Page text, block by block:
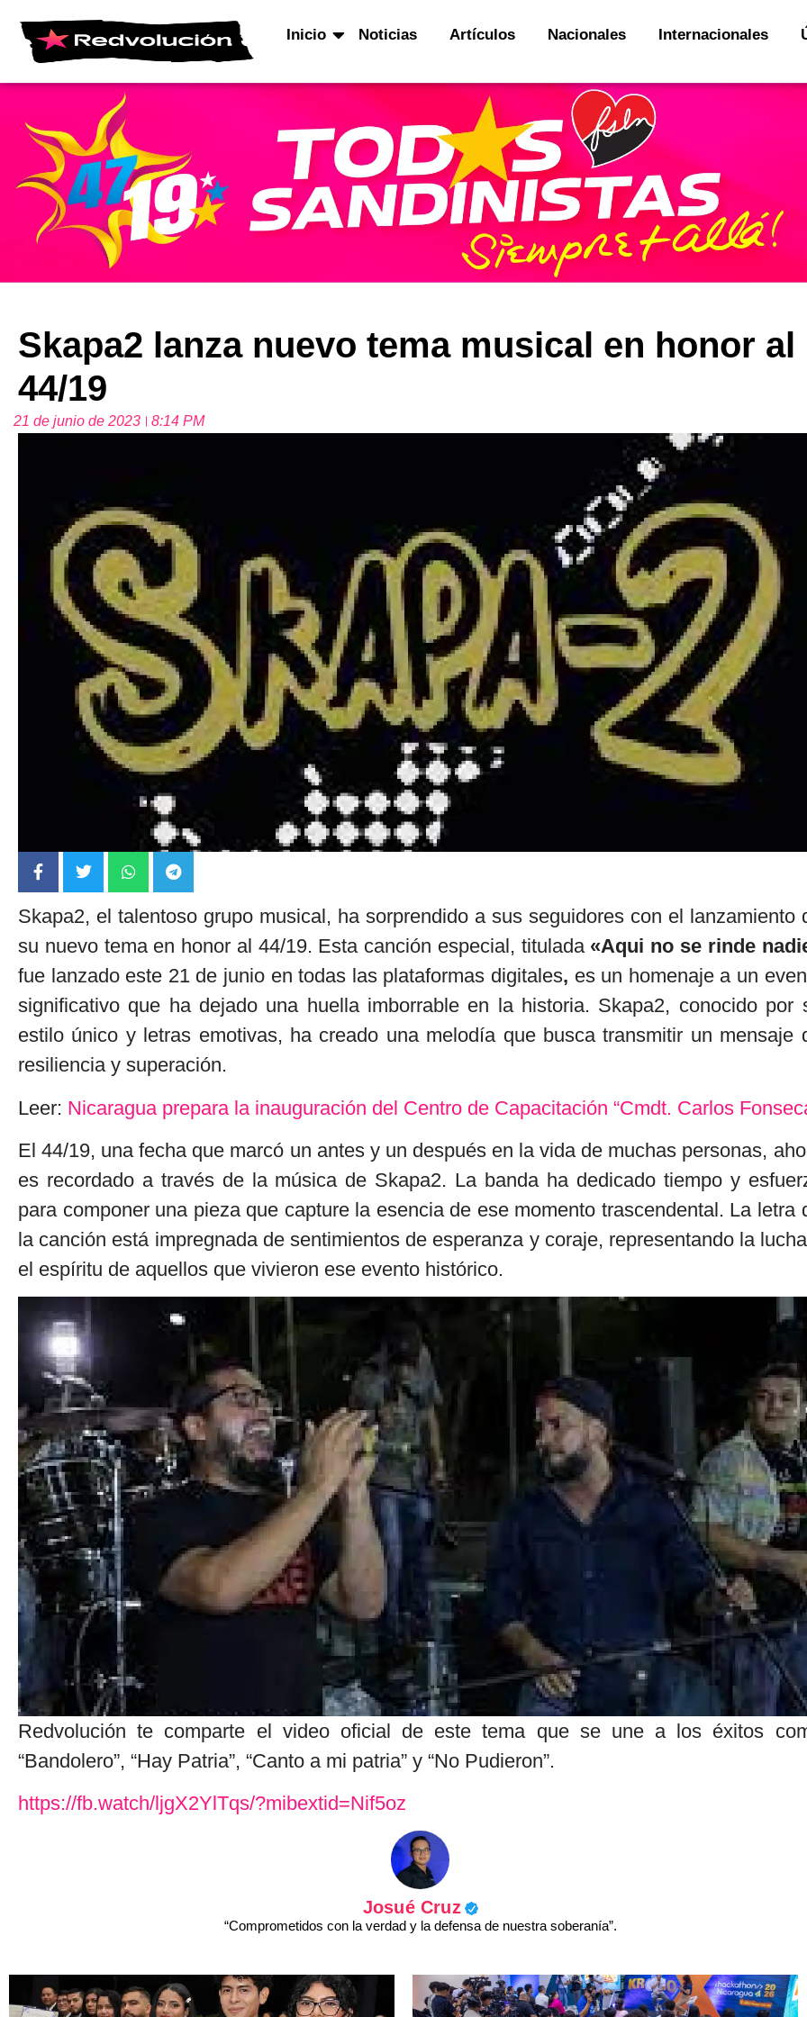
Inicio Noticias Artículos Nacionales Internacionales
Skapa2 lanza nuevo tema musical en honor al
44/19
21 de junio de 2023 8:14 PM
Skapa2, el talentoso grupo musical, ha sorprendido a sus seguidores con el lanzamiento
su nuevo tema en honor al 44/19. Esta canción especial, titulada «Aqui no se rinde
fue lanzado este 21 de junio en todas las plataformas digitales, es un homenaje a un
significativo que ha dejado una huella imborrable en la historia. Skapa2, conocido por
estilo único y letras emotivas, ha creado una melodía que busca transmitir un mensaje
resiliencia y superación.
Leer: Nicaragua prepara la inauguración del Centro de Capacitación “Cmdt. Carlos
El 44/19, una fecha que marcó un antes y un después en la vida de muchas personas,
es recordado a través de la música de Skapa2. La banda ha dedicado tiempo y
para componer una pieza que capture la esencia de ese momento trascendental. La letra
la canción está impregnada de sentimientos de esperanza y coraje, representando la
el espíritu de aquellos que vivieron ese evento histórico.
Redvolución te comparte el video oficial de este tema que se une a los éxitos
“Bandolero”, “Hay Patria”, “Canto a mi patria” y “No Pudieron”.
https://fb.watch/ljgX2YlTqs/?mibextid=Nif5oz
Josué Cruz
“Comprometidos con la verdad y la defensa de nuestra soberanía”.